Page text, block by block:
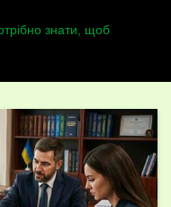
знати, щоб